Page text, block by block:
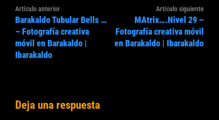
Navegación
de
entradas
Artículo anteriorArtículo
anterior:
Barakaldo Tubular Bells …
– Fotografía creativa
móvil en Barakaldo |
Ibarakaldo
Artículo siguiente
MAtrix….Nivel 29 –
Fotografía creativa móvil
en Barakaldo | Ibarakaldo
Deja una respuesta